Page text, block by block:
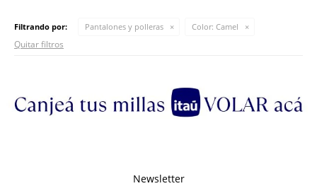
Filtrando por: Pantalones y polleras Color: Camel
Quitar filtros
Newsletter